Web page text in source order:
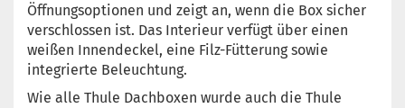
Öffnungsoptionen und zeigt an, wenn die Box sicher
verschlossen ist. Das Interieur verfügt über einen
weißen Innendeckel, eine Filz-Fütterung sowie
integrierte Beleuchtung.
Wie alle Thule Dachboxen wurde auch die Thule